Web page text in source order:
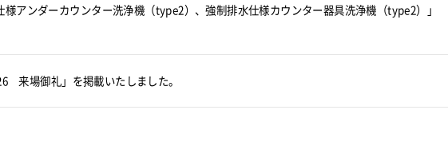
様アンダーカウンター洗浄機（type2）、強制排水仕様カウンター器具洗浄機（type2）」
来場御礼」を掲載いたしました。